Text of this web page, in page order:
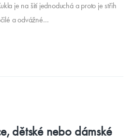
je na šití jednoduchá a proto je střih
a odvážné…
dětské nebo dámské